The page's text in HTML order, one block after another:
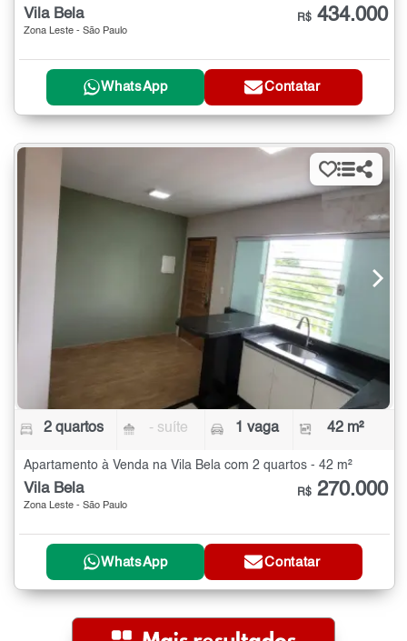
Vila Bela
Zona Leste - São Paulo
R$ 434.000
WhatsApp Contatar
2 quartos - suíte 1 vaga 42 m²
Apartamento à Venda na Vila Bela com 2 quartos - 42 m²
Vila Bela
Zona Leste - São Paulo
R$ 270.000
WhatsApp Contatar